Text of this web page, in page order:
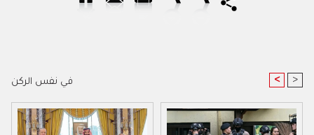
في نفس الركن < >